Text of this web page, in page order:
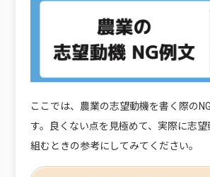
ここでは、農業の志望動機を書く際の
す。良くない点を見極めて、実際に志望
組むときの参考にしてみてください。